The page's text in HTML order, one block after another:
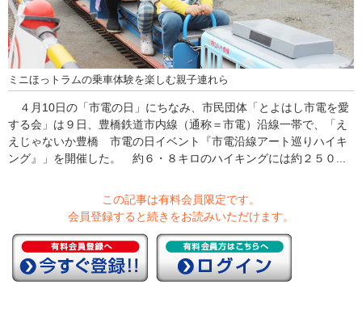
ミニほっトラムの乗車体験を楽しむ親子連れら
４月10日の「市電の日」にちなみ、市民団体「とよはし市電を愛
する会」は９日、豊橋鉄道市内線（通称＝市電）沿線一帯で、「え
えじゃないか豊橋 市電の日イベント『市電沿線アート巡りハイキ
ング』」を開催した。 約６・８キロのハイキングには約２５０...
この記事は有料会員限定です。
会員登録すると続きをお読みいただけます。